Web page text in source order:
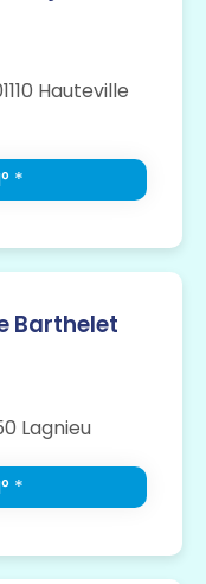
Hauteville
*
Barthelet
Lagnieu
*